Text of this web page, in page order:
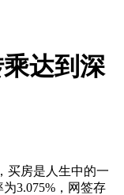
达到深
房是人生中的一
3.075%，网签存